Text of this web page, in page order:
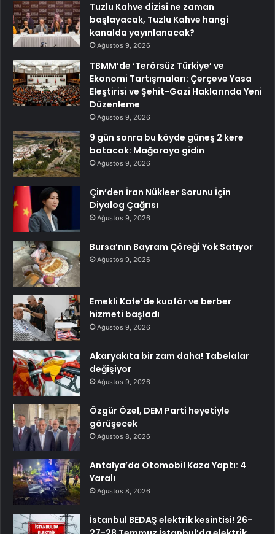
Tuzlu Kahve dizisi ne zaman
başlayacak, Tuzlu Kahve hangi
kanalda yayınlanacak?
Ağustos 9, 2026
TBMM’de ‘Terörsüz Türkiye’ ve
Ekonomi Tartışmaları: Çerçeve Yasa
Eleştirisi ve Şehit-Gazi Haklarında Yeni
Düzenleme
Ağustos 9, 2026
9 gün sonra bu köyde güneş 2 kere
batacak: Mağaraya gidin
Ağustos 9, 2026
Çin’den İran Nükleer Sorunu İçin
Diyalog Çağrısı
Ağustos 9, 2026
Bursa’nın Bayram Çöreği Yok Satıyor
Ağustos 9, 2026
Emekli Kafe’de kuaför ve berber
hizmeti başladı
Ağustos 9, 2026
Akaryakıta bir zam daha! Tabelalar
değişiyor
Ağustos 9, 2026
Özgür Özel, DEM Parti heyetiyle
görüşecek
Ağustos 8, 2026
Antalya’da Otomobil Kaza Yaptı: 4
Yaralı
Ağustos 8, 2026
İstanbul BEDAŞ elektrik kesintisi! 26-